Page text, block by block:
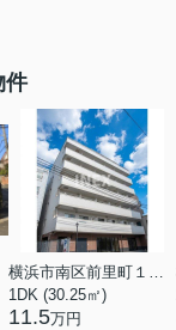
件
1DK (30.25㎡)
11.5万円